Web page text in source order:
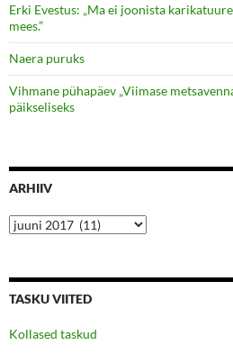
Erki Evestus: „Ma ei joonista
mees.”
Naera puruks
Vihmane pühapäev „Viimase
päikseliseks
ARHIIV
Arhiiv
TASKU VIITED
Kollased taskud